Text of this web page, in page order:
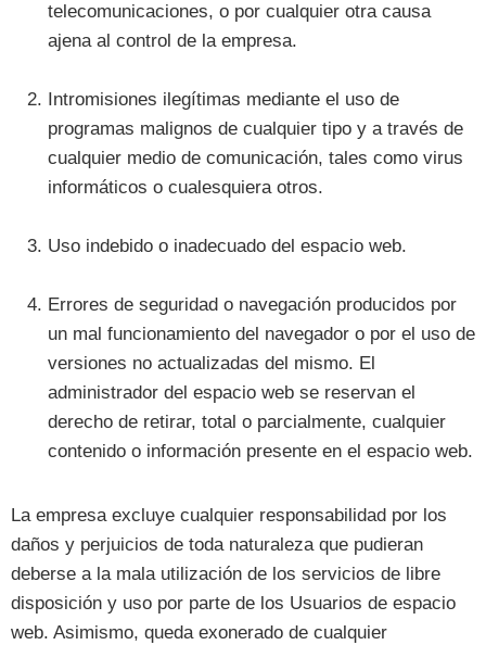
telecomunicaciones, o por cualquier otra causa
ajena al control de la empresa.
Intromisiones ilegítimas mediante el uso de
programas malignos de cualquier tipo y a través de
cualquier medio de comunicación, tales como virus
informáticos o cualesquiera otros.
Uso indebido o inadecuado del espacio web.
Errores de seguridad o navegación producidos por
un mal funcionamiento del navegador o por el uso de
versiones no actualizadas del mismo. El
administrador del espacio web se reservan el
derecho de retirar, total o parcialmente, cualquier
contenido o información presente en el espacio web.
La empresa excluye cualquier responsabilidad por los
daños y perjuicios de toda naturaleza que pudieran
deberse a la mala utilización de los servicios de libre
disposición y uso por parte de los Usuarios de espacio
web. Asimismo, queda exonerado de cualquier